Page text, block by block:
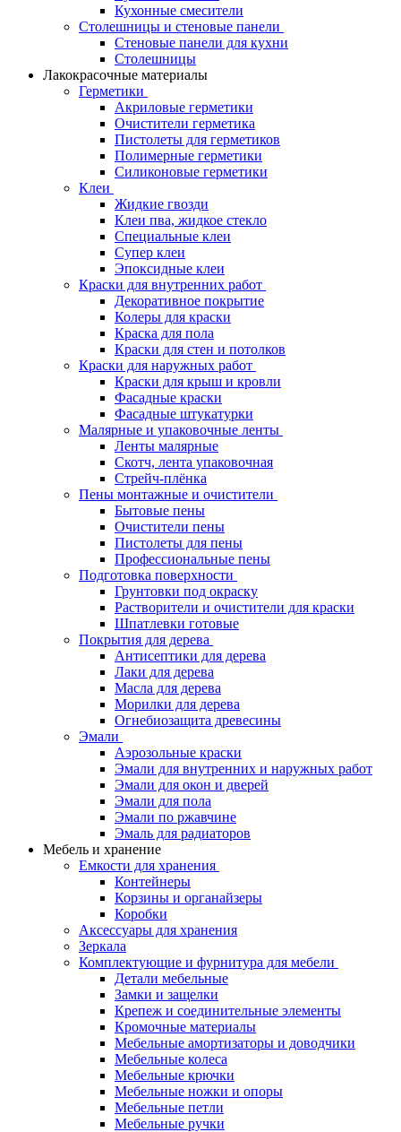
Кухонные смесители
Столешницы и стеновые панели
Стеновые панели для кухни
Столешницы
Лакокрасочные материалы
Герметики
Акриловые герметики
Очистители герметика
Пистолеты для герметиков
Полимерные герметики
Силиконовые герметики
Клеи
Жидкие гвозди
Клеи пва, жидкое стекло
Специальные клеи
Супер клеи
Эпоксидные клеи
Краски для внутренних работ
Декоративное покрытие
Колеры для краски
Краска для пола
Краски для стен и потолков
Краски для наружных работ
Краски для крыш и кровли
Фасадные краски
Фасадные штукатурки
Малярные и упаковочные ленты
Ленты малярные
Скотч, лента упаковочная
Стрейч-плёнка
Пены монтажные и очистители
Бытовые пены
Очистители пены
Пистолеты для пены
Профессиональные пены
Подготовка поверхности
Грунтовки под окраску
Растворители и очистители для краски
Шпатлевки готовые
Покрытия для дерева
Антисептики для дерева
Лаки для дерева
Масла для дерева
Морилки для дерева
Огнебиозащита древесины
Эмали
Аэрозольные краски
Эмали для внутренних и наружных работ
Эмали для окон и дверей
Эмали для пола
Эмали по ржавчине
Эмаль для радиаторов
Мебель и хранение
Емкости для хранения
Контейнеры
Корзины и органайзеры
Коробки
Аксессуары для хранения
Зеркала
Комплектующие и фурнитура для мебели
Детали мебельные
Замки и защелки
Крепеж и соединительные элементы
Кромочные материалы
Мебельные амортизаторы и доводчики
Мебельные колеса
Мебельные крючки
Мебельные ножки и опоры
Мебельные петли
Мебельные ручки